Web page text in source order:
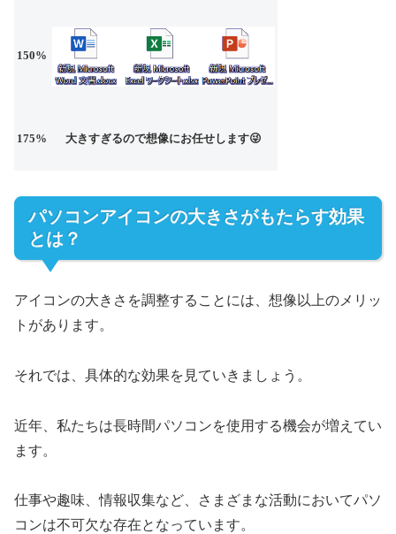
150%
175% 大きすぎるので想像にお任せします😜
パソコンアイコンの大きさがもたらす効果
とは？
アイコンの大きさを調整することには、想像以上のメリッ
トがあります。
それでは、具体的な効果を見ていきましょう。
近年、私たちは長時間パソコンを使用する機会が増えてい
ます。
仕事や趣味、情報収集など、さまざまな活動においてパソ
コンは不可欠な存在となっています。